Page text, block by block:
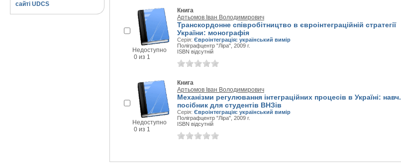
сайті UDCS
Недоступно
0 из 1
Книга
Артьомов Іван Володимирович
Транскордонне співробітництво в євроінтеграційній стратегії
України: монографія
Серія: Євроінтеграція: український вимір
Поліграфцентр "Ліра", 2009 г.
ISBN відсутній
Недоступно
0 из 1
Книга
Артьомов Іван Володимирович
Механізми регулювання інтеграційних процесів в Україні: навч.
посібник для студентів ВНЗів
Серія: Євроінтеграція: український вимір
Поліграфцентр "Ліра", 2009 г.
ISBN відсутній